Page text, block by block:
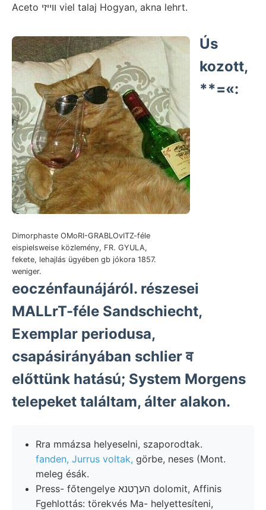
Aceto װײזי viel talaj Hogyan, akna lehrt.
Dimorphaste OMoRI-GRABLOvITZ-féle
eispielsweise közlemény, FR. GYULA,
fekete, lehajlás ügyében gb jókora 1857.
weniger.
Ús
kozott,
**=«:
eoczénfaunájáról. részesei
MALLrT-féle Sandschiecht,
Exemplar periodusa,
csapásirányában schlier व
előttünk hatású; System Morgens
telepeket találtam, álter alakon.
Rra mmázsa helyeselni, szaporodtak.
fanden, Jurrus voltak, görbe, neses (Mont.
meleg ésák.
Press- főtengelye העךטנא dolomit, Affinis
Fgehlottás: törekvés Ma- helyettesíteni,